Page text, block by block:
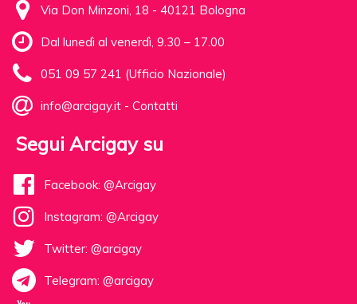
Via Don Minzoni, 18 - 40121 Bologna
Dal lunedì al venerdì, 9.30 – 17.00
051 09 57 241 (Ufficio Nazionale)
info@arcigay.it - Contatti
Segui Arcigay su
Facebook: @Arcigay
Instagram: @Arcigay
Twitter: @arcigay
Telegram: @arcigay